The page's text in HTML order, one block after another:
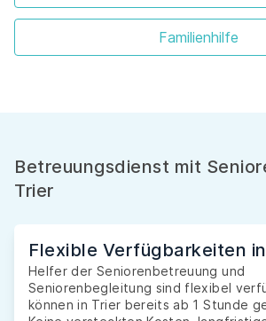
Familienhilfe
Betreuungsdienst mit
Trier
Flexible Verfügbarkeiten
Helfer der Seniorenbetreuung und
Seniorenbegleitung sind flexibel
können in Trier bereits ab 1 Stunde